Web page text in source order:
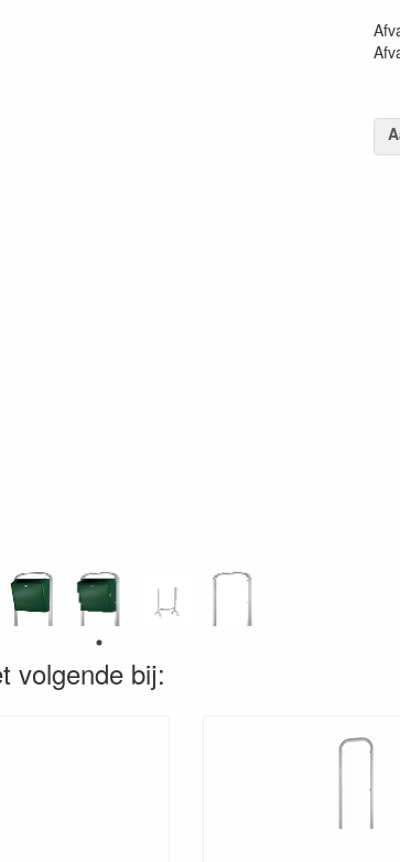
volgende bij: